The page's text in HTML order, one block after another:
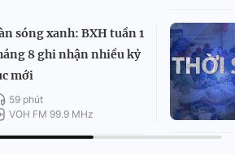
sóng xanh: BXH tuần 1
8 ghi nhận nhiều kỷ
mới
59 phút
VOH FM 99.9 MHz